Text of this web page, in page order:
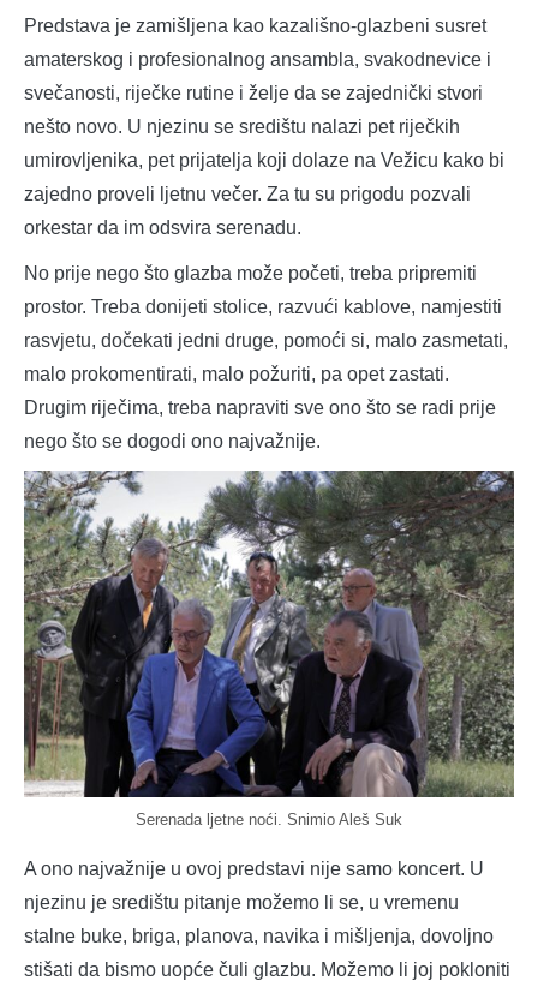
Predstava je zamišljena kao kazališno-glazbeni susret
amaterskog i profesionalnog ansambla, svakodnevice i
svečanosti, riječke rutine i želje da se zajednički stvori
nešto novo. U njezinu se središtu nalazi pet riječkih
umirovljenika, pet prijatelja koji dolaze na Vežicu kako bi
zajedno proveli ljetnu večer. Za tu su prigodu pozvali
orkestar da im odsvira serenadu.
No prije nego što glazba može početi, treba pripremiti
prostor. Treba donijeti stolice, razvući kablove, namjestiti
rasvjetu, dočekati jedni druge, pomoći si, malo zasmetati,
malo prokomentirati, malo požuriti, pa opet zastati.
Drugim riječima, treba napraviti sve ono što se radi prije
nego što se dogodi ono najvažnije.
Serenada ljetne noći. Snimio Aleš Suk
A ono najvažnije u ovoj predstavi nije samo koncert. U
njezinu je središtu pitanje možemo li se, u vremenu
stalne buke, briga, planova, navika i mišljenja, dovoljno
stišati da bismo uopće čuli glazbu. Možemo li joj pokloniti